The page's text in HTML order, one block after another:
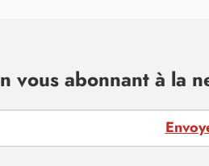
vous abonnant à la